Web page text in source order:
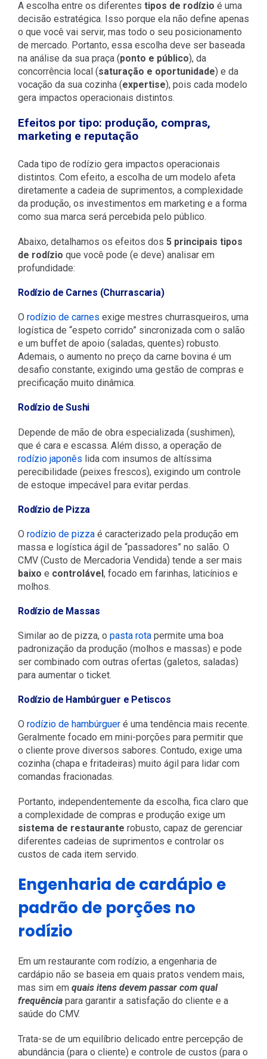
A escolha entre os diferentes tipos de rodízio é uma
decisão estratégica. Isso porque ela não define apenas
o que você vai servir, mas todo o seu posicionamento
de mercado. Portanto, essa escolha deve ser baseada
na análise da sua praça (ponto e público), da
concorrência local (saturação e oportunidade) e da
vocação da sua cozinha (expertise), pois cada modelo
gera impactos operacionais distintos.
Efeitos por tipo: produção, compras,
marketing e reputação
Cada tipo de rodízio gera impactos operacionais
distintos. Com efeito, a escolha de um modelo afeta
diretamente a cadeia de suprimentos, a complexidade
da produção, os investimentos em marketing e a forma
como sua marca será percebida pelo público.
Abaixo, detalhamos os efeitos dos 5 principais tipos
de rodízio que você pode (e deve) analisar em
profundidade:
Rodízio de Carnes (Churrascaria)
O rodízio de carnes exige mestres churrasqueiros, uma
logística de “espeto corrido” sincronizada com o salão
e um buffet de apoio (saladas, quentes) robusto.
Ademais, o aumento no preço da carne bovina é um
desafio constante, exigindo uma gestão de compras e
precificação muito dinâmica.
Rodízio de Sushi
Depende de mão de obra especializada (sushimen),
que é cara e escassa. Além disso, a operação de
rodízio japonês lida com insumos de altíssima
perecibilidade (peixes frescos), exigindo um controle
de estoque impecável para evitar perdas.
Rodízio de Pizza
O rodízio de pizzaé caracterizado pela produção em
massa e logística ágil de “passadores” no salão. O
CMV (Custo de Mercadoria Vendida) tende a ser mais
baixo e controlável, focado em farinhas, laticínios e
molhos.
Rodízio de Massas
Similar ao de pizza, o pasta rotapermite uma boa
padronização da produção (molhos e massas) e pode
ser combinado com outras ofertas (galetos, saladas)
para aumentar o ticket.
Rodízio de Hambúrguer e Petiscos
O rodízio de hambúrgueré uma tendência mais recente.
Geralmente focado em mini-porções para permitir que
o cliente prove diversos sabores. Contudo, exige uma
cozinha (chapa e fritadeiras) muito ágil para lidar com
comandas fracionadas.
Portanto, independentemente da escolha, fica claro que
a complexidade de compras e produção exige um
sistema de restaurante robusto, capaz de gerenciar
diferentes cadeias de suprimentos e controlar os
custos de cada item servido.
Engenharia de cardápio e
padrão de porções no
rodízio
Em um restaurante com rodízio, a engenharia de
cardápio não se baseia em quais pratos vendem mais,
mas sim em quais itens devem passar com qual
frequênciapara garantir a satisfação do cliente e a
saúde do CMV.
Trata-se de um equilíbrio delicado entre percepção de
abundância (para o cliente) e controle de custos (para o